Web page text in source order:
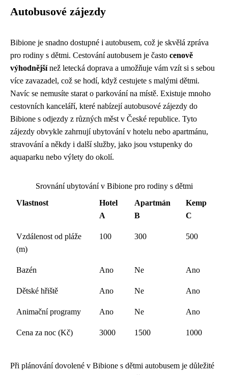
Autobusové zájezdy
Bibione je snadno dostupné i autobusem, což je skvělá zpráva
pro rodiny s dětmi. Cestování autobusem je často cenově
výhodnějšínež letecká doprava a umožňuje vám vzít si s sebou
více zavazadel, což se hodí, když cestujete s malými dětmi.
Navíc se nemusíte starat o parkování na místě. Existuje mnoho
cestovních kanceláří, které nabízejí autobusové zájezdy do
Bibione s odjezdy z různých měst v České republice. Tyto
zájezdy obvykle zahrnují ubytování v hotelu nebo apartmánu,
stravování a někdy i další služby, jako jsou vstupenky do
aquaparku nebo výlety do okolí.
Srovnání ubytování v Bibione pro rodiny s dětmi
Vlastnost
Hotel
A
Apartmán
B
Kemp
C
Vzdálenost od pláže
(m)
100 300 500
Bazén Ano Ne Ano
Dětské hřiště Ano Ne Ano
Animační programy Ano Ne Ano
Cena za noc (Kč) 3000 1500 1000
Při plánování dovolené v Bibione s dětmi autobusem je důležité